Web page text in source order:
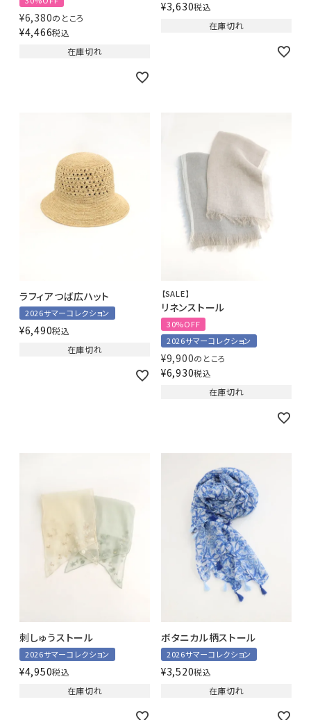
¥6,380のところ
¥4,466税込
在庫切れ
¥3,630税込
在庫切れ
ラフィアつば広ハット
2026サマーコレクション
¥6,490税込
在庫切れ
【SALE】
リネンストール
30%OFF
2026サマーコレクション
¥9,900のところ
¥6,930税込
在庫切れ
刺しゅうストール
2026サマーコレクション
¥4,950税込
在庫切れ
ボタニカル柄ストール
2026サマーコレクション
¥3,520税込
在庫切れ